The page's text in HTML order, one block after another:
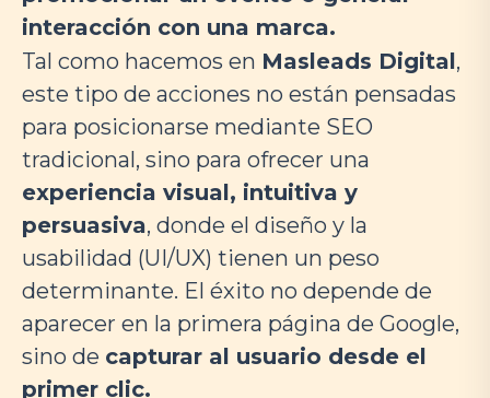
interacción con una marca.
Tal como hacemos en Masleads Digital,
este tipo de acciones no están pensadas
para posicionarse mediante SEO
tradicional, sino para ofrecer una
experiencia visual, intuitiva y
persuasiva, donde el diseño y la
usabilidad (UI/UX) tienen un peso
determinante. El éxito no depende de
aparecer en la primera página de Google,
sino de capturar al usuario desde el
primer clic.